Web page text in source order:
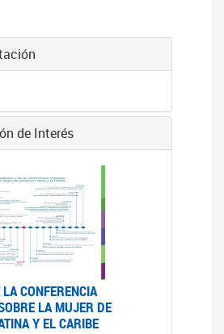
de Interés
CONFERENCIA
LA MUJER DE
Y EL CARIBE